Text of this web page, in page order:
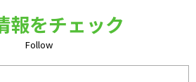
報をチェック
Follow